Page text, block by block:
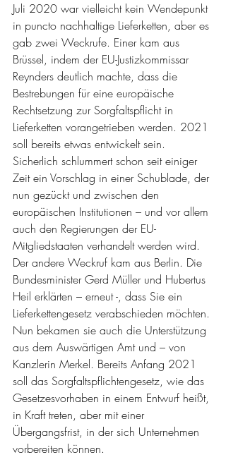
Juli 2020 war vielleicht kein Wendepunkt
in puncto nachhaltige Lieferketten, aber es
gab zwei Weckrufe. Einer kam aus
Brüssel, indem der EU-Justizkommissar
Reynders deutlich machte, dass die
Bestrebungen für eine europäische
Rechtsetzung zur Sorgfaltspflicht in
Lieferketten vorangetrieben werden. 2021
soll bereits etwas entwickelt sein.
Sicherlich schlummert schon seit einiger
Zeit ein Vorschlag in einer Schublade, der
nun gezückt und zwischen den
europäischen Institutionen – und vor allem
auch den Regierungen der EU-
Mitgliedstaaten verhandelt werden wird.
Der andere Weckruf kam aus Berlin. Die
Bundesminister Gerd Müller und Hubertus
Heil erklärten – erneut -, dass Sie ein
Lieferkettengesetz verabschieden möchten.
Nun bekamen sie auch die Unterstützung
aus dem Auswärtigen Amt und – von
Kanzlerin Merkel. Bereits Anfang 2021
soll das Sorgfaltspflichtengesetz, wie das
Gesetzesvorhaben in einem Entwurf heißt,
in Kraft treten, aber mit einer
Übergangsfrist, in der sich Unternehmen
vorbereiten können.